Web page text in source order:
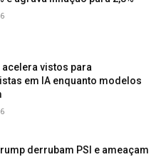
acelera vistos para
em IA enquanto modelos
derrubam PSI e ameaçam